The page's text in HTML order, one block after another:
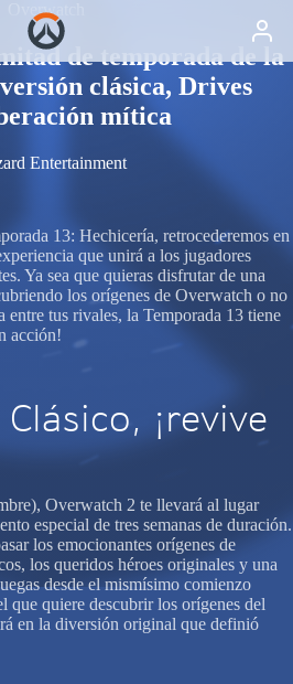
Overwatch
de temporada de la
clásica, Drives
mítica
Entertainment
13: Hechicería, retrocederemos en
que unirá a los jugadores
Ya sea que quieras disfrutar de una
los orígenes de Overwatch o no
entre tus rivales, la Temporada 13 tiene
acción!
¡revive
Overwatch 2 te llevará al lugar
especial de tres semanas de duración.
los emocionantes orígenes de
los queridos héroes originales y una
desde el mismísimo comienzo
que quiere descubrir los orígenes del
en la diversión original que definió